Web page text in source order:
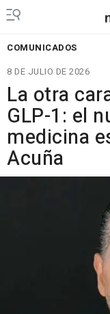
COMUNICADOS
8 DE JULIO DE 2026
La otra
GLP-1: el
medicina
Acuña